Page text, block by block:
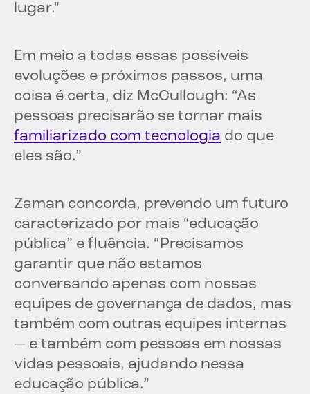
lugar."
Em meio a todas essas possíveis
evoluções e próximos passos, uma
coisa é certa, diz McCullough: “As
pessoas precisarão se tornar mais
familiarizado com tecnologia do que
eles são.”
Zaman concorda, prevendo um futuro
caracterizado por mais “educação
pública” e fluência. “Precisamos
garantir que não estamos
conversando apenas com nossas
equipes de governança de dados, mas
também com outras equipes internas
— e também com pessoas em nossas
vidas pessoais, ajudando nessa
educação pública.”